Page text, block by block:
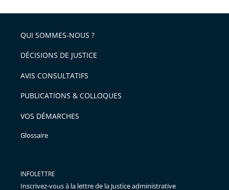
QUI SOMMES-NOUS ?
DÉCISIONS DE JUSTICE
AVIS CONSULTATIFS
PUBLICATIONS & COLLOQUES
VOS DÉMARCHES
Glossaire
INFOLETTRE
Inscrivez-vous à la lettre de la Justice administrative